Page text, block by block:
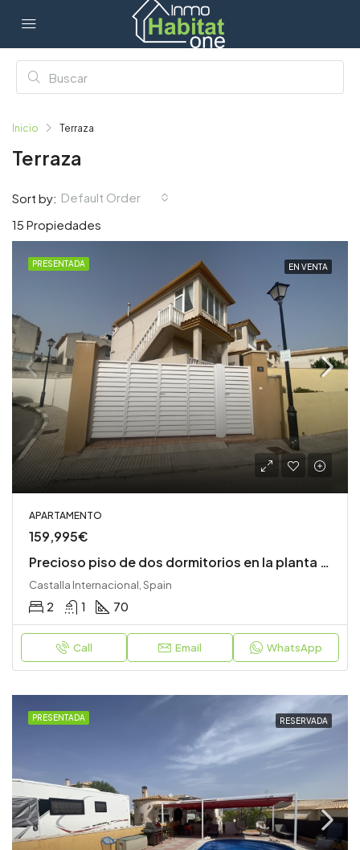
Inicio Terraza
Terraza
15 Propiedades
Sort by: Default Order
PRESENTADA EN VENTA
APARTAMENTO
159,995€
Precioso piso de dos dormitorios en la planta superior con jardín privado, azotea y unas vistas impresionantes
Castalla Internacional, Spain
2 1 70
Call Email WhatsApp
PRESENTADA RESERVADA